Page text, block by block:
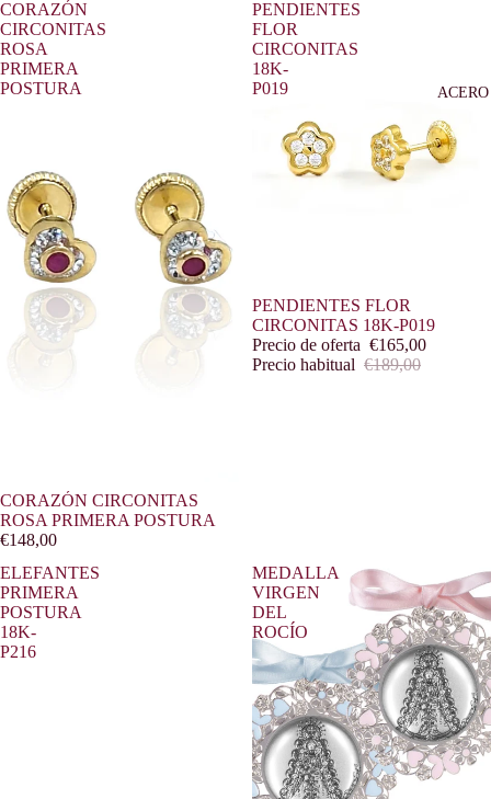
ACERO
CORAZÓN
CIRCONITAS
ROSA
PRIMERA
POSTURA
CORAZÓN CIRCONITAS
ROSA PRIMERA POSTURA
€148,00
PENDIENTES
FLOR
CIRCONITAS
18K-
P019
Oferta
PENDIENTES FLOR
CIRCONITAS 18K-P019
Precio de oferta €165,00
Precio habitual €189,00
ELEFANTES
PRIMERA
POSTURA
18K-
P216
MEDALLA
VIRGEN
DEL
ROCÍO